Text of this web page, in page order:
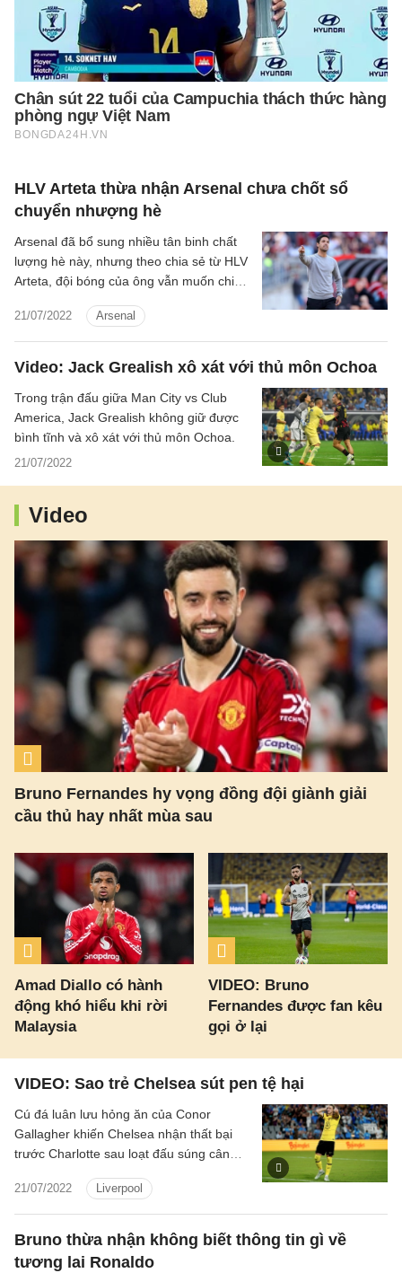
HLV Arteta thừa nhận Arsenal chưa chốt sổ
chuyển nhượng hè
21/07/2022 Arsenal
Arsenal đã bổ sung nhiều tân binh chất
lượng hè này, nhưng theo chia sẻ từ HLV
Arteta, đội bóng của ông vẫn muốn chiêu
Video: Jack Grealish xô xát với thủ môn Ochoa
21/07/2022
Trong trận đấu giữa Man City vs Club
America, Jack Grealish không giữ được
bình tĩnh và xô xát với thủ môn Ochoa.
Video
Bruno Fernandes hy vọng đồng đội giành giải
cầu thủ hay nhất mùa sau
Amad Diallo có hành
động khó hiểu khi rời
Malaysia
VIDEO: Bruno
Fernandes được fan kêu
gọi ở lại
VIDEO: Sao trẻ Chelsea sút pen tệ hại
21/07/2022 Liverpool
Cú đá luân lưu hỏng ăn của Conor
Gallagher khiến Chelsea nhận thất bại
trước Charlotte sau loạt đấu súng cân
giải mới.
Bruno thừa nhận không biết thông tin gì về
tương lai Ronaldo